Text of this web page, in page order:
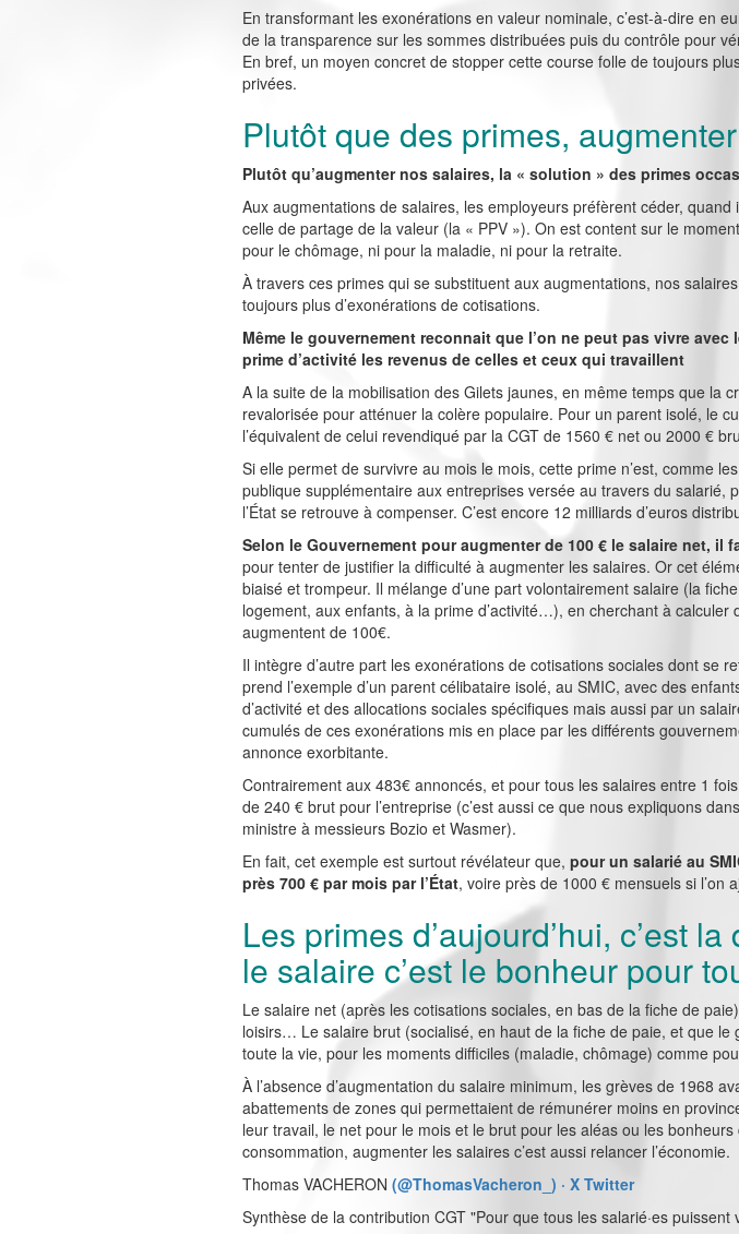
En transformant les exonérations en valeur nominale, c’est-à-dire en
de la transparence sur les sommes distribuées puis du contrôle pour
En bref, un moyen concret de stopper cette course folle de toujours
privées.
Plutôt que des primes,
Plutôt qu’augmenter nos salaires, la « solution » des primes
Aux augmentations de salaires, les employeurs préfèrent céder,
celle de partage de la valeur (la « PPV »). On est content sur le
pour le chômage, ni pour la maladie, ni pour la retraite.
À travers ces primes qui se substituent aux augmentations, nos
toujours plus d’exonérations de cotisations.
Même le gouvernement reconnait que l’on ne peut pas vivre
prime d’activité les revenus de celles et ceux qui travaillent
A la suite de la mobilisation des Gilets jaunes, en même temps que la
revalorisée pour atténuer la colère populaire. Pour un parent isolé, le
l’équivalent de celui revendiqué par la CGT de 1560 € net ou 2000 €
Si elle permet de survivre au mois le mois, cette prime n’est, comme
publique supplémentaire aux entreprises versée au travers du
l’État se retrouve à compenser. C’est encore 12 milliards d’euros
Selon le Gouvernement pour augmenter de 100 € le salaire net, il
pour tenter de justifier la difficulté à augmenter les salaires. Or cet
biaisé et trompeur. Il mélange d’une part volontairement salaire (la
logement, aux enfants, à la prime d’activité…), en cherchant à
augmentent de 100€.
Il intègre d’autre part les exonérations de cotisations sociales dont se
prend l’exemple d’un parent célibataire isolé, au SMIC, avec des
d’activité et des allocations sociales spécifiques mais aussi par un
cumulés de ces exonérations mis en place par les différents
annonce exorbitante.
Contrairement aux 483€ annoncés, et pour tous les salaires entre 1
de 240 € brut pour l’entreprise (c’est aussi ce que nous expliquons
ministre à messieurs Bozio et Wasmer).
En fait, cet exemple est surtout révélateur que, pour un salarié au
près 700 € par mois par l’État, voire près de 1000 € mensuels si l’on
Les primes d’aujourd’hui, c’est
le salaire c’est le bonheur pour
Le salaire net (après les cotisations sociales, en bas de la fiche de
loisirs… Le salaire brut (socialisé, en haut de la fiche de paie, et que
toute la vie, pour les moments difficiles (maladie, chômage) comme
À l’absence d’augmentation du salaire minimum, les grèves de 1968
abattements de zones qui permettaient de rémunérer moins en
leur travail, le net pour le mois et le brut pour les aléas ou les
consommation, augmenter les salaires c’est aussi relancer l’économie.
Thomas VACHERON (@ThomasVacheron_) · X Twitter
Synthèse de la contribution CGT "Pour que tous les salarié·es